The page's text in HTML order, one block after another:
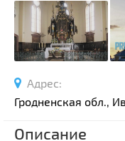
Гражданская
Спортивные
Производства
Родовые усадьбы
Национальные
Адрес:
Гродненская обл.,
Описание